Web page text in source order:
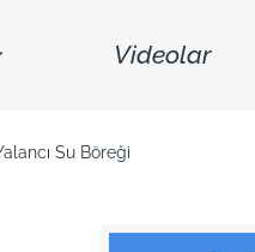
Videolar
Su Böreği